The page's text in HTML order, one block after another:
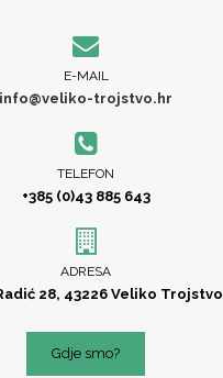
E-MAIL
info@veliko-trojstvo.hr
TELEFON
+385 (0)43 885 643
ADRESA
28, 43226 Veliko Trojstvo
Gdje smo?